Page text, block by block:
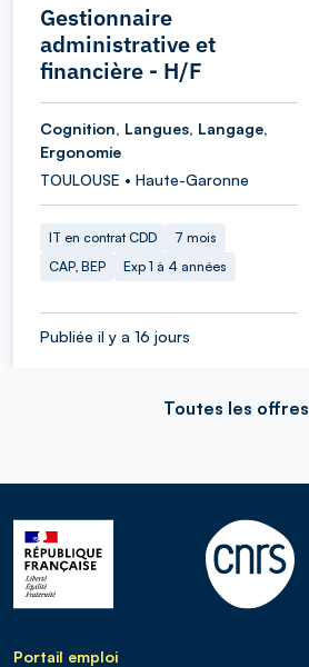
Gestionnaire
administrative et
financière - H/F
Cognition, Langues, Langage,
Ergonomie
TOULOUSE • Haute-Garonne
IT en contrat CDD
7 mois
CAP, BEP
Exp 1 à 4 années
Publiée il y a 16 jours
Toutes les offres
Portail emploi